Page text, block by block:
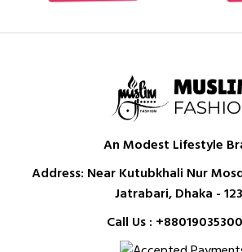
An Modest Lifestyle
Address: Near Kutubkhali Nur
Jatrabari, Dhaka -
Call Us :